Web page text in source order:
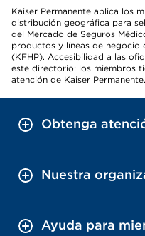
Kaiser Permanente aplica los
distribución geográfica para
del Mercado de Seguros
productos y líneas de negocio
(KFHP). Accesibilidad a las
este directorio: los miembros
atención de Kaiser Permanente.
Obtenga
Nuestra
Ayuda para